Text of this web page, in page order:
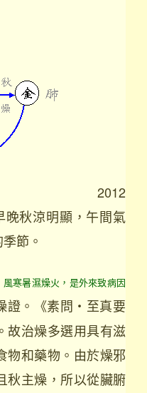
2012
秋涼明顯，午間氣
節。
風寒暑濕燥火，是外來致病因
證。《素問‧至真要
故治燥多選用具有滋
物和藥物。由於燥邪
秋主燥，所以從臟腑